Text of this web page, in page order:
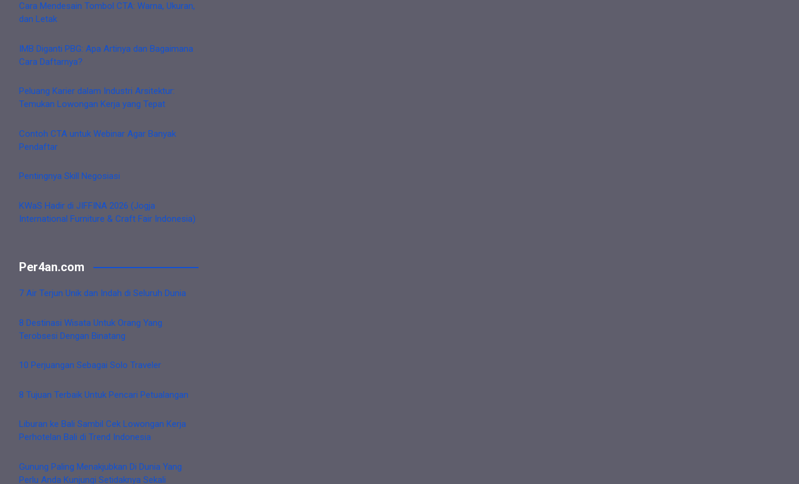
Cara Mendesain Tombol CTA: Warna, Ukuran,
dan Letak
IMB Diganti PBG: Apa Artinya dan Bagaimana
Cara Daftarnya?
Peluang Karier dalam Industri Arsitektur:
Temukan Lowongan Kerja yang Tepat
Contoh CTA untuk Webinar Agar Banyak
Pendaftar
Pentingnya Skill Negosiasi
KWaS Hadir di JIFFINA 2026 (Jogja
International Furniture & Craft Fair Indonesia)
Per4an.com
7 Air Terjun Unik dan Indah di Seluruh Dunia
8 Destinasi Wisata Untuk Orang Yang
Terobsesi Dengan Binatang
10 Perjuangan Sebagai Solo Traveler
8 Tujuan Terbaik Untuk Pencari Petualangan
Liburan ke Bali Sambil Cek Lowongan Kerja
Perhotelan Bali di Trend Indonesia
Gunung Paling Menakjubkan Di Dunia Yang
Perlu Anda Kunjungi Setidaknya Sekali